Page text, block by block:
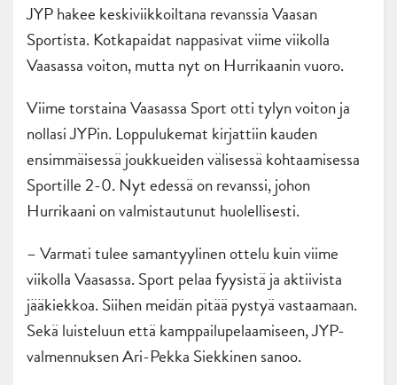
JYP hakee keskiviikkoiltana revanssia Vaasan
Sportista. Kotkapaidat nappasivat viime viikolla
Vaasassa voiton, mutta nyt on Hurrikaanin vuoro.
Viime torstaina Vaasassa Sport otti tylyn voiton ja
nollasi JYPin. Loppulukemat kirjattiin kauden
ensimmäisessä joukkueiden välisessä kohtaamisessa
Sportille 2-0. Nyt edessä on revanssi, johon
Hurrikaani on valmistautunut huolellisesti.
– Varmati tulee samantyylinen ottelu kuin viime
viikolla Vaasassa. Sport pelaa fyysistä ja aktiivista
jääkiekkoa. Siihen meidän pitää pystyä vastaamaan.
Sekä luisteluun että kamppailupelaamiseen, JYP-
valmennuksen Ari-Pekka Siekkinen sanoo.